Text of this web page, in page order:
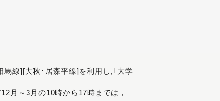
線][大秋･居森平線]を利用し,｢大学
月～3月の10時から17時までは，